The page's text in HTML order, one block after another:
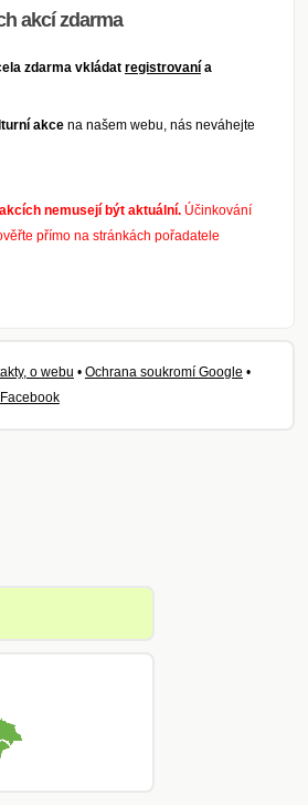
akcí zdarma
zdarma vkládat registrovanía
akcena našem webu, nás neváhejte
nemusejí být aktuální. Účinkování
přímo na stránkách pořadatele
o webu • Ochrana soukromí Google •
Facebook